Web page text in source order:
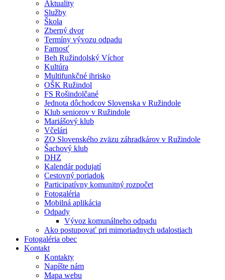
Aktuality
Služby
Škola
Zberný dvor
Termíny vývozu odpadu
Farnosť
Beh Ružindolský Víchor
Kultúra
Multifunkčné ihrisko
OŠK Ružindol
FS Rošindolčané
Jednota dôchodcov Slovenska v Ružindole
Klub seniorov v Ružindole
Mariášový klub
Včelári
ZO Slovenského zväzu záhradkárov v Ružindole
Šachový klub
DHZ
Kalendár podujatí
Cestovný poriadok
Participatívny komunitný rozpočet
Fotogaléria
Mobilná aplikácia
Odpady
Vývoz komunálneho odpadu
Ako postupovať pri mimoriadnych udalostiach
Fotogaléria obec
Kontakt
Kontakty
Napíšte nám
Mapa webu